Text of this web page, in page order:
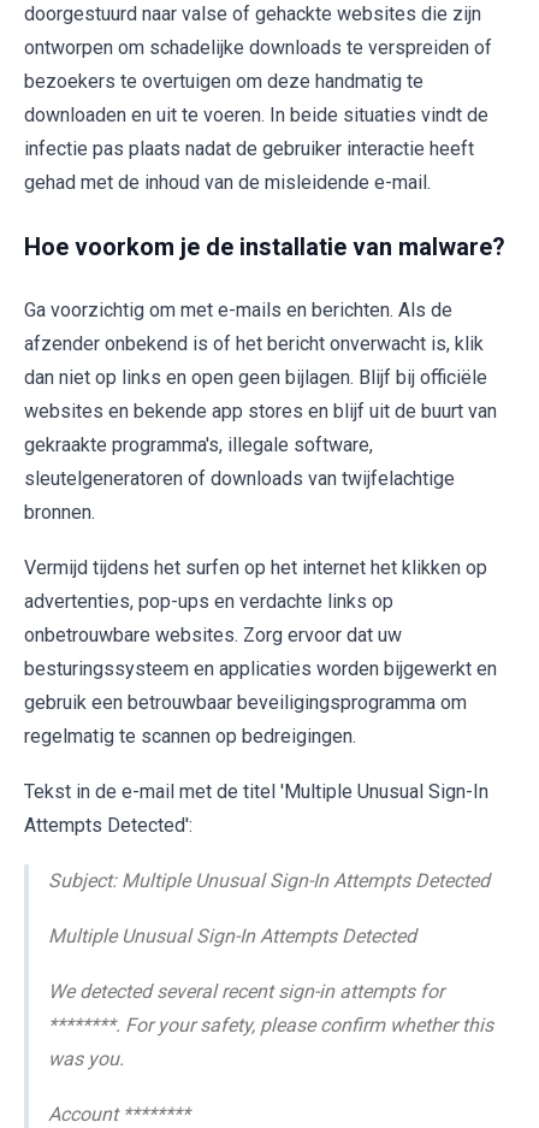
doorgestuurd naar valse of gehackte websites die zijn
ontworpen om schadelijke downloads te verspreiden of
bezoekers te overtuigen om deze handmatig te
downloaden en uit te voeren. In beide situaties vindt de
infectie pas plaats nadat de gebruiker interactie heeft
gehad met de inhoud van de misleidende e-mail.
Hoe voorkom je de installatie van malware?
Ga voorzichtig om met e-mails en berichten. Als de
afzender onbekend is of het bericht onverwacht is, klik
dan niet op links en open geen bijlagen. Blijf bij officiële
websites en bekende app stores en blijf uit de buurt van
gekraakte programma's, illegale software,
sleutelgeneratoren of downloads van twijfelachtige
bronnen.
Vermijd tijdens het surfen op het internet het klikken op
advertenties, pop-ups en verdachte links op
onbetrouwbare websites. Zorg ervoor dat uw
besturingssysteem en applicaties worden bijgewerkt en
gebruik een betrouwbaar beveiligingsprogramma om
regelmatig te scannen op bedreigingen.
Tekst in de e-mail met de titel 'Multiple Unusual Sign-In
Attempts Detected':
Subject: Multiple Unusual Sign-In Attempts Detected
Multiple Unusual Sign-In Attempts Detected
We detected several recent sign-in attempts for
********. For your safety, please confirm whether this
was you.
Account ********